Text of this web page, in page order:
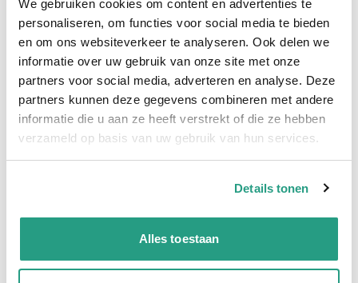
We gebruiken cookies om content en advertenties te
personaliseren, om functies voor social media te bieden
en om ons websiteverkeer te analyseren. Ook delen we
informatie over uw gebruik van onze site met onze
partners voor social media, adverteren en analyse. Deze
partners kunnen deze gegevens combineren met andere
informatie die u aan ze heeft verstrekt of die ze hebben
verzameld op basis van uw gebruik van hun services.
Details tonen
Alles toestaan
Snel naar
Meer informatie
Meer informatie
Binnendiameter 19mm
Neem contact met ons op